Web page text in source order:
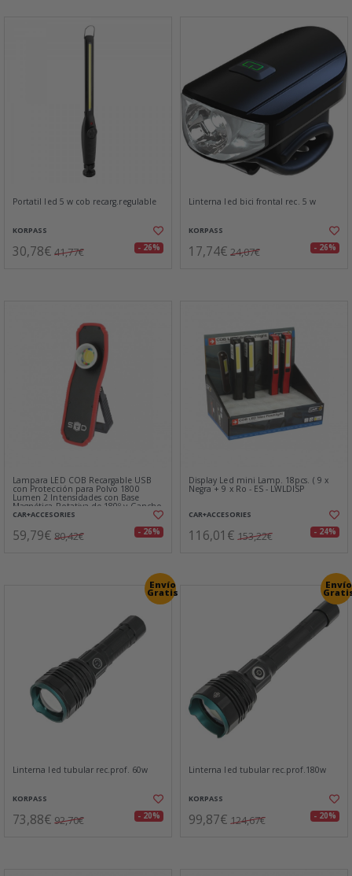
Portatil led 5 w cob recarg.regulable
KORPASS
30,78€ 41,77€ - 26%
Linterna led bici frontal rec. 5 w
KORPASS
17,74€ 24,07€ - 26%
Lampara LED COB Recargable USB
con Protección para Polvo 1800
Lumen 2 Intensidades con Base
Magnética Rotativa de 180º y Gancho
CAR+ACCESORIES
59,79€ 80,42€ - 26%
Display Led mini Lamp. 18pcs. ( 9 x
Negra + 9 x Ro - ES - LWLDISP
CAR+ACCESORIES
116,01€ 153,22€ - 24%
Envío
Gratis
Linterna led tubular rec.prof. 60w
KORPASS
73,88€ 92,70€ - 20%
Envío
Linterna led tubular rec.prof.180w
KORPASS
99,87€ 124,67€ - 20%